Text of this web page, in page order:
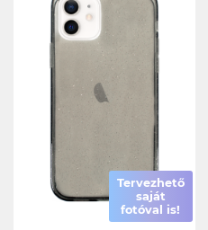
Tervezhető
saját
fotóval is!